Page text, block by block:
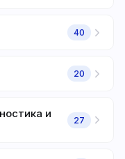
40
20
и
27